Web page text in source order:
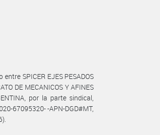
SPICER EJES PESADOS
DE MECANICOS Y AFINES
por la parte sindical,
67095320- -APN-DGD#MT,